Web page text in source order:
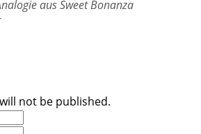
aus Sweet Bonanza
not be published.